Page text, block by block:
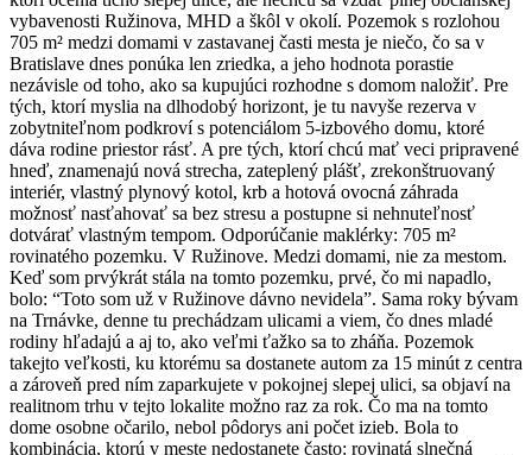
vybavenosti Ružinova, MHD a škôl v okolí. Pozemok s rozlohou
705 m² medzi domami v zastavanej časti mesta je niečo, čo sa v
Bratislave dnes ponúka len zriedka, a jeho hodnota porastie
nezávisle od toho, ako sa kupujúci rozhodne s domom naložiť. Pre
tých, ktorí myslia na dlhodobý horizont, je tu navyše rezerva v
zobytniteľnom podkroví s potenciálom 5-izbového domu, ktoré
dáva rodine priestor rásť. A pre tých, ktorí chcú mať veci pripravené
hneď, znamenajú nová strecha, zateplený plášť, zrekonštruovaný
interiér, vlastný plynový kotol, krb a hotová ovocná záhrada
možnosť nasťahovať sa bez stresu a postupne si nehnuteľnosť
dotvárať vlastným tempom. Odporúčanie maklérky: 705 m²
rovinatého pozemku. V Ružinove. Medzi domami, nie za mestom.
Keď som prvýkrát stála na tomto pozemku, prvé, čo mi napadlo,
bolo: “Toto som už v Ružinove dávno nevidela”. Sama roky bývam
na Trnávke, denne tu prechádzam ulicami a viem, čo dnes mladé
rodiny hľadajú a aj to, ako veľmi ťažko sa to zháňa. Pozemok
takejto veľkosti, ku ktorému sa dostanete autom za 15 minút z centra
a zároveň pred ním zaparkujete v pokojnej slepej ulici, sa objaví na
realitnom trhu v tejto lokalite možno raz za rok. Čo ma na tomto
dome osobne očarilo, nebol pôdorys ani počet izieb. Bola to
kombinácia, ktorú v meste nedostanete často: rovinatá slnečná